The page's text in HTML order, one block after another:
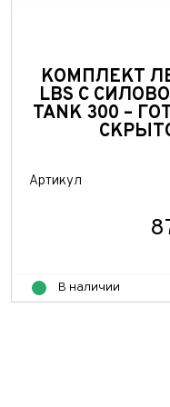
КОМПЛЕКТ
LBS С
TANK 300 –
Артикул
В наличии